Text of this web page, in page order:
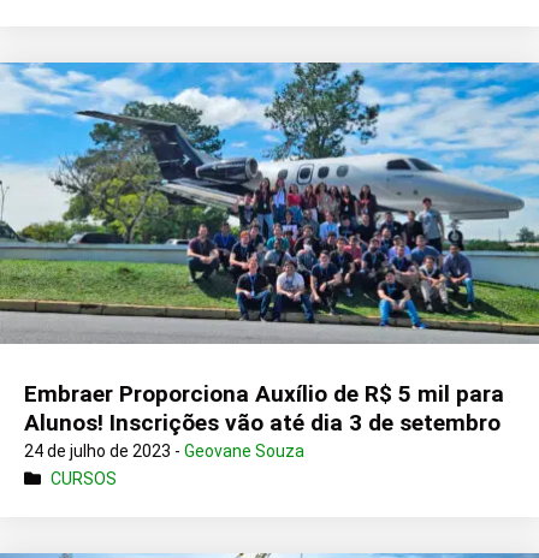
Embraer Proporciona Auxílio de R$ 5 mil para
Alunos! Inscrições vão até dia 3 de setembro
24 de julho de 2023 - Geovane Souza
CURSOS